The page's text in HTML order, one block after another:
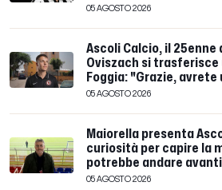
05 AGOSTO 2026
Ascoli Calcio, il
Oviszach si
Foggia: "Grazie,
05 AGOSTO 2026
Maiorella presenta
curiosità per capire la
potrebbe andare
05 AGOSTO 2026